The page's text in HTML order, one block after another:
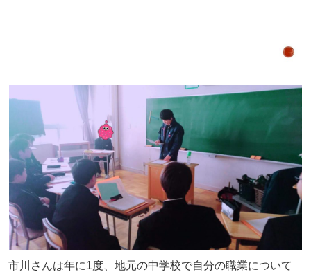
市川さんは年に1度、地元の中学校で自分の職業について